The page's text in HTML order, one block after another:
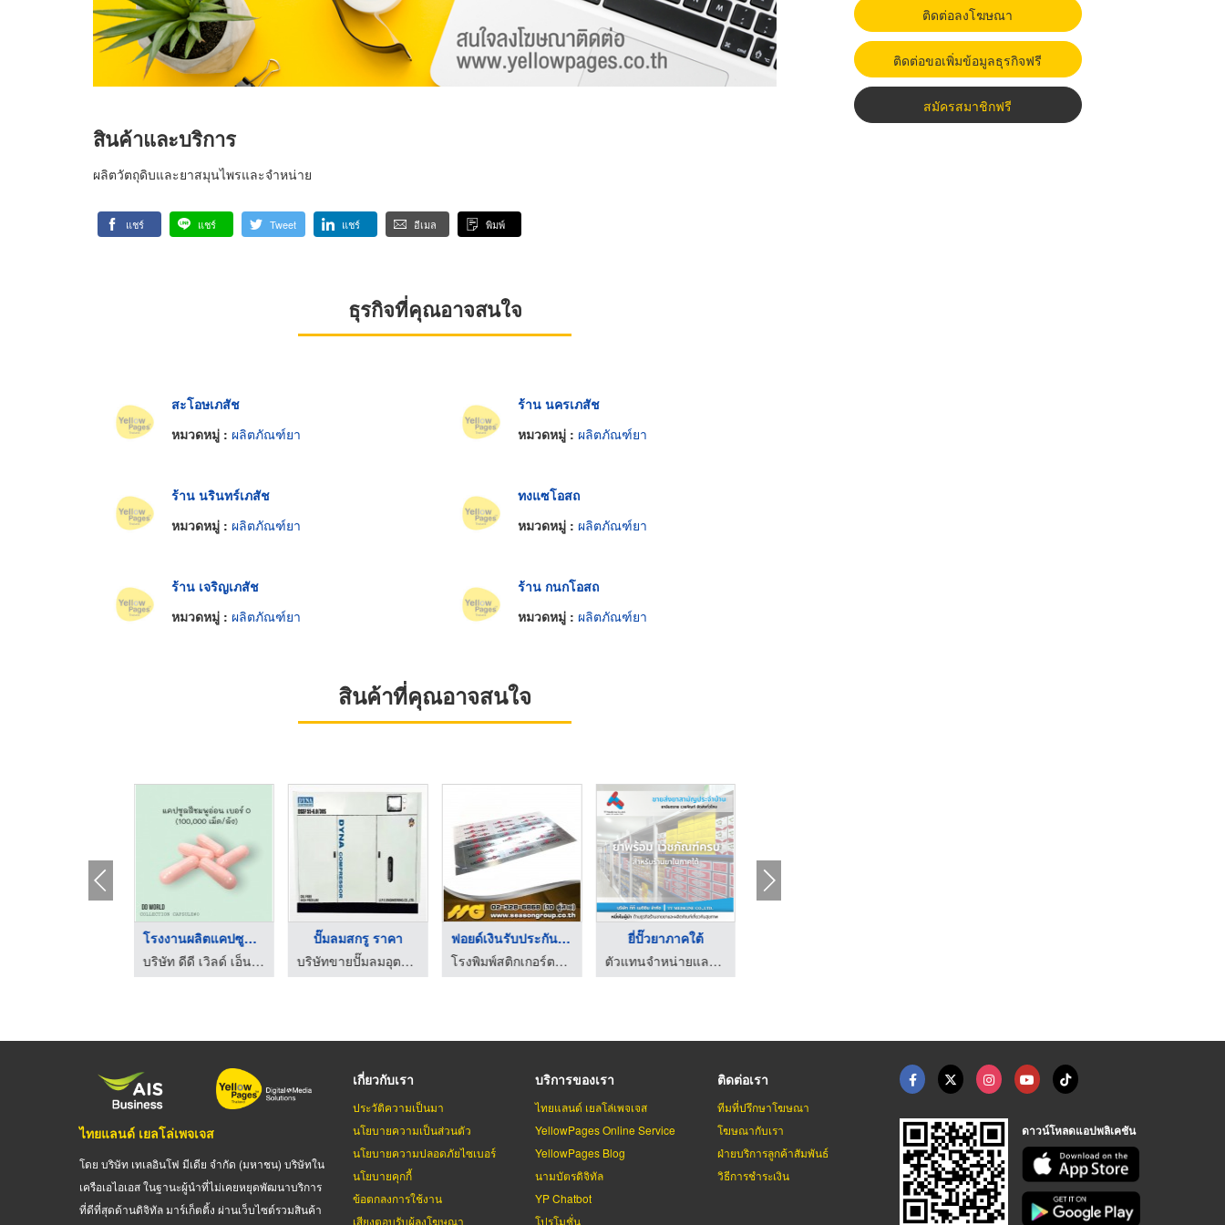
สินค้าและบริการ
ผลิตวัตถุดิบและยาสมุนไพรและจำหน่าย
แชร์ แชร์ Tweet แชร์ อีเมล พิมพ์
ธุรกิจที่คุณอาจสนใจ
สะโอษเภสัช
หมวดหมู่ : ผลิตภัณฑ์ยา
ร้าน นครเภสัช
หมวดหมู่ : ผลิตภัณฑ์ยา
ร้าน นรินทร์เภสัช
หมวดหมู่ : ผลิตภัณฑ์ยา
ทงแซโอสถ
หมวดหมู่ : ผลิตภัณฑ์ยา
ร้าน เจริญเภสัช
หมวดหมู่ : ผลิตภัณฑ์ยา
ร้าน กนกโอสถ
หมวดหมู่ : ผลิตภัณฑ์ยา
สินค้าที่คุณอาจสนใจ
โรงงานผลิตแคปซูลเปล่ ...
บริษัท ดีดี เวิลด์ เอ็นเตอร์ไพรส์ จำกัด
ปั๊มลมสกรู ราคา
บริษัทขายปั๊มลมอุตสาหกรรม - ยู.พี.อี.เอ็นจิเนียริ่ง
ฟอยด์เงินรับประกันสิ ...
โรงพิมพ์สติกเกอร์ตามสั่ง - ซีซันกรุ๊ป
ยี่ปั๊วยาภาคใต้
ตัวแทนจำหน่ายและขายส่งยาเวชภัณฑ์
ติดต่อลงโฆษณา
ติดต่อขอเพิ่มข้อมูลธุรกิจฟรี
สมัครสมาชิกฟรี
ไทยแลนด์ เยลโล่เพจเจส
โดย บริษัท เทเลอินโฟ มีเดีย จำกัด (มหาชน) บริษัทใน
เครือเอไอเอส ในฐานะผู้นำที่ไม่เคยหยุดพัฒนาบริการ
ที่ดีที่สุดด้านดิจิทัล มาร์เก็ตติ้ง ผ่านเว็บไซต์รวมสินค้า
เกี่ยวกับเรา
ประวัติความเป็นมา
นโยบายความเป็นส่วนตัว
นโยบายความปลอดภัยไซเบอร์
นโยบายคุกกี้
ข้อตกลงการใช้งาน
เสียงตอบรับผู้ลงโฆษณา
บริการของเรา
ไทยแลนด์ เยลโล่เพจเจส
YellowPages Online Service
YellowPages Blog
นามบัตรดิจิทัล
YP Chatbot
โปรโมชั่น
ติดต่อเรา
ทีมที่ปรึกษาโฆษณา
โฆษณากับเรา
ฝ่ายบริการลูกค้าสัมพันธ์
วิธีการชำระเงิน
ดาวน์โหลดแอปพลิเคชัน